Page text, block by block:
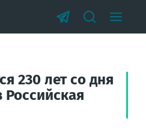
230 лет со дня